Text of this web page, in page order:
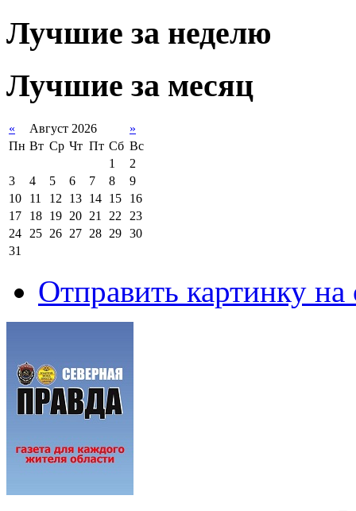
Лучшие за неделю
Лучшие за месяц
« Август 2026
»
Пн Вт Ср Чт Пт Сб Вс
1
2
3
4 5 6 7 8
9
10
11 12 13 14 15
16
17
18 19 20 21 22
23
24
25 26 27 28 29 30
31
Отправить картинку на